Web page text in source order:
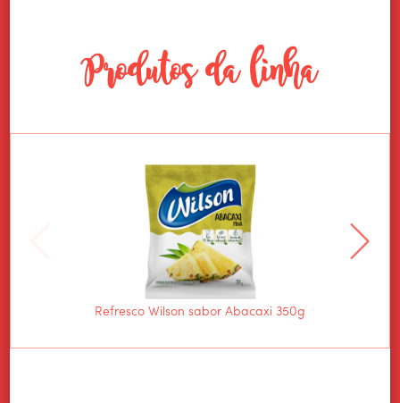
Produtos da linha
Refresco Wilson sabor Abacaxi 350g